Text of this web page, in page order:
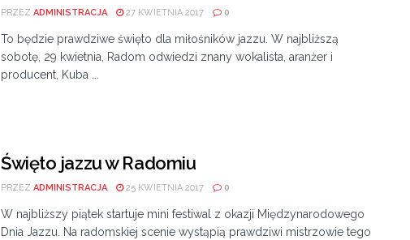
PRZEZ ADMINISTRACJA 27 KWIETNIA 2017 0
To będzie prawdziwe święto dla miłośników jazzu. W najbliższą
sobotę, 29 kwietnia, Radom odwiedzi znany wokalista, aranżer i
producent, Kuba ...
Święto jazzu w Radomiu
PRZEZ ADMINISTRACJA 25 KWIETNIA 2017 0
W najbliższy piątek startuje mini festiwal z okazji Międzynarodowego
Dnia Jazzu. Na radomskiej scenie wystąpią prawdziwi mistrzowie tego